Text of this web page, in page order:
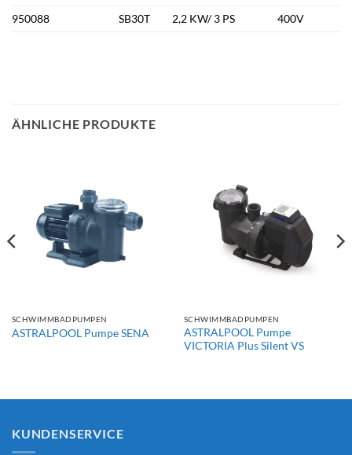
950088
SB30T 2,2 KW/ 3 PS 400V
ÄHNLICHE PRODUKTE
SCHWIMMBADPUMPEN
ASTRALPOOL Pumpe SENA
SCHWIMMBADPUMPEN
ASTRALPOOL Pumpe
VICTORIA Plus Silent VS
KUNDENSERVICE